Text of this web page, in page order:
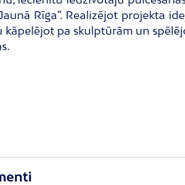
Rīga”. Realizējot projekta
kāpelējot pa skulptūrām un